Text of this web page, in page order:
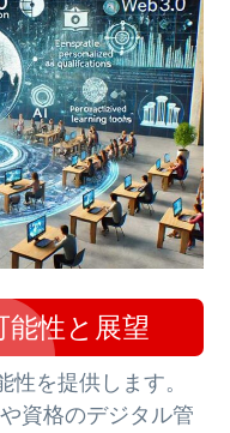
性と展望
を提供します。
資格のデジタル管